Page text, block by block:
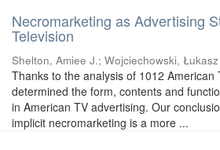
Necromarketing as Advertising
Television
Shelton, Amiee J.; Wojciechowski, Łukasz
Thanks to the analysis of 1012 American
determined the form, contents and
in American TV advertising. Our
implicit necromarketing is a more ...